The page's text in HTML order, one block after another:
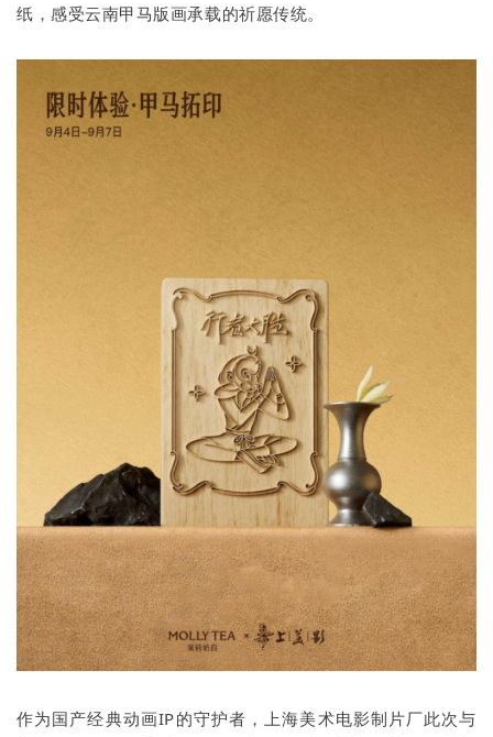
纸，感受云南甲马版画承载的祈愿传统。
作为国产经典动画IP的守护者，上海美术电影制片厂此次与